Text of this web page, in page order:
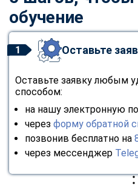
обучение
1 Оставьте
Оставьте заявку любым
способом:
на нашу электронную
через форму обратной
позвонив бесплатно на
через мессенджер